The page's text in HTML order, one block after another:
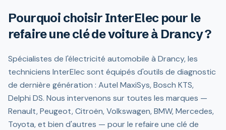
Pourquoi choisir InterElec pour le
refaire une clé de voiture à Drancy ?
Spécialistes de l'électricité automobile à Drancy, les
techniciens InterElec sont équipés d'outils de diagnostic
de dernière génération : Autel MaxiSys, Bosch KTS,
Delphi DS. Nous intervenons sur toutes les marques —
Renault, Peugeot, Citroën, Volkswagen, BMW, Mercedes,
Toyota, et bien d'autres — pour le refaire une clé de